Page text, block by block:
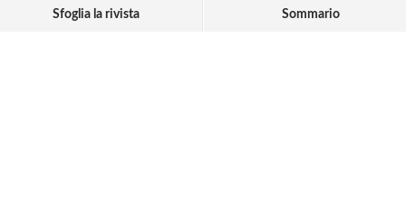
Sfoglia la rivista Sommario